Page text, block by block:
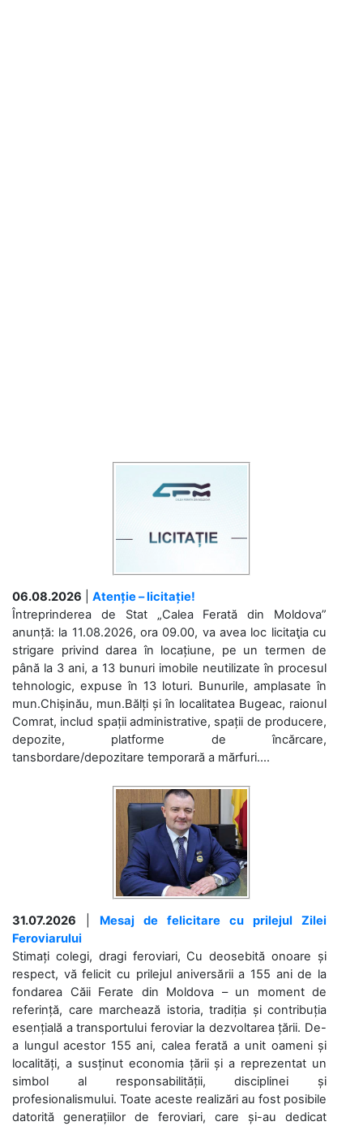
06.08.2026
Atenție – licitație!
Întreprinderea de Stat „Calea Ferată din Moldova”
anunță: la 11.08.2026, ora 09.00, va avea loc licitaţia cu
strigare privind darea în locațiune, pe un termen de
până la 3 ani, a 13 bunuri imobile neutilizate în procesul
tehnologic, expuse în 13 loturi. Bunurile, amplasate în
mun.Chișinău, mun.Bălți și în localitatea Bugeac, raionul
Comrat, includ spații administrative, spații de producere,
depozite, platforme de încărcare,
tansbordare/depozitare temporară a mărfuri....
31.07.2026
Mesaj de felicitare cu prilejul Zilei
Feroviarului
Stimați colegi, dragi feroviari, Cu deosebită onoare și
respect, vă felicit cu prilejul aniversării a 155 ani de la
fondarea Căii Ferate din Moldova – un moment de
referință, care marchează istoria, tradiția și contribuția
esențială a transportului feroviar la dezvoltarea țării. De-
a lungul acestor 155 ani, calea ferată a unit oameni și
localități, a susținut economia țării și a reprezentat un
simbol al responsabilității, disciplinei și
profesionalismului. Toate aceste realizări au fost posibile
datorită generațiilor de feroviari, care și-au dedicat